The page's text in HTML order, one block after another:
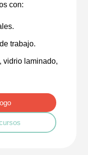
con:
trabajo.
vidrio laminado,